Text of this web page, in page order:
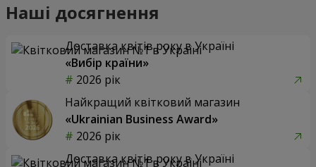
Наші досягнення
Доставка квітів року в Україні
«Вибір країни»
2026 рік
Найкращий квітковий магазин
«Ukrainian Business Award»
2026 рік
Доставка квітів року в Україні